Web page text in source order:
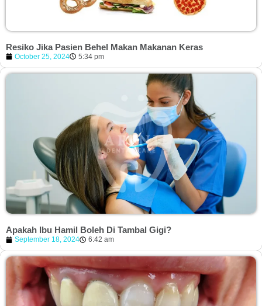
Resiko Jika Pasien Behel Makan Makanan Keras
October 25, 2024 5:34 pm
Apakah Ibu Hamil Boleh Di Tambal Gigi?
September 18, 2024 6:42 am